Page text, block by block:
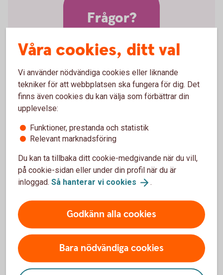
Vill ni veta mer om
valutakonto?
Välkommen att kontakta Kundservice
Frågor?
Företagskonton
Företagskonto
Våra cookies, ditt val
Vi använder nödvändiga cookies eller liknande
tekniker för att webbplatsen ska fungera för dig. Det
finns även cookies du kan välja som förbättrar din
upplevelse:
Funktioner, prestanda och statistik
Relevant marknadsföring
Du kan ta tillbaka ditt cookie-medgivande när du vill,
på cookie-sidan eller under din profil när du är
inloggad. Så hanterar vi cookies .
Godkänn alla cookies
Bara nödvändiga cookies